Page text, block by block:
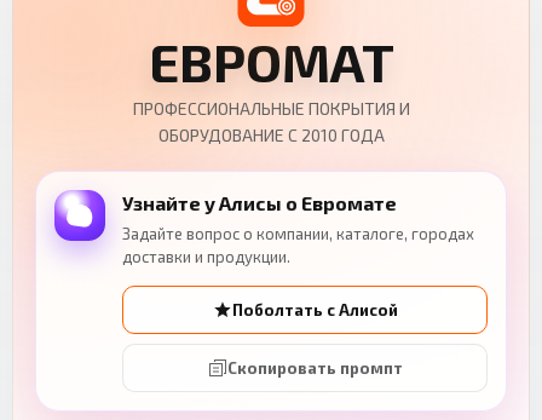
ЕВРОМАТ
ПРОФЕССИОНАЛЬНЫЕ ПОКРЫТИЯ И
ОБОРУДОВАНИЕ С 2010 ГОДА
Узнайте у Алисы о Евромате
Задайте вопрос о компании, каталоге, городах
доставки и продукции.
Поболтать с Алисой
Скопировать промпт